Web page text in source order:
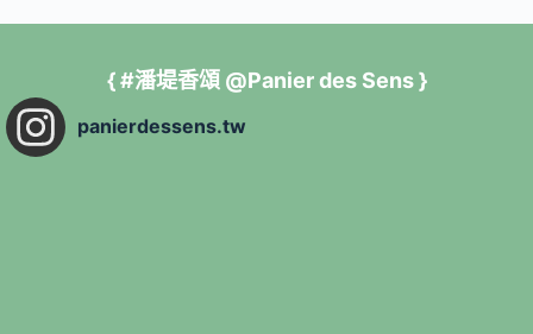
{ #潘堤香頌 @Panier des Sens }
panierdessens.tw